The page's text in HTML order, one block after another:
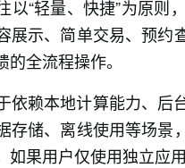
以“轻量、快捷”为原
展示、简单交易、预
全流程操作。
依赖本地计算能力、
存储、离线使用等场
如果用户仅使用独立应